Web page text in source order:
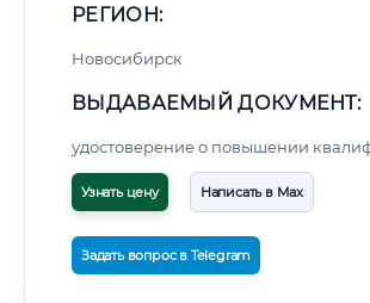
РЕГИОН:
Новосибирск
ВЫДАВАЕМЫЙ ДОКУМЕНТ:
удостоверение о повышении
Узнать цену Написать в Max
Задать вопрос в Telegram